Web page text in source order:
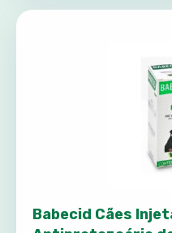
Babecid Cães